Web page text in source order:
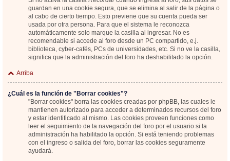
guardan en una cookie segura, que se elimina al salir de la página o
al cabo de cierto tiempo. Esto previene que su cuenta pueda ser
usada por otra persona. Para que el sistema le reconozca
automáticamente solo marque la casilla al ingresar. No es
recomendable si accede al foro desde un PC compartido, e.j.
biblioteca, cyber-cafés, PCs de universidades, etc. Si no ve la casilla,
significa que la administración del foro ha deshabilitado la opción.
Arriba
¿Cuál es la función de "Borrar cookies"?
"Borrar cookies" borra las cookies creadas por phpBB, las cuales le
mantienen autorizado para acceder a determinados recursos del foro
y estar identificado al mismo. Las cookies proveen funciones como
leer el seguimiento de la navegación del foro por el usuario si la
administración ha habilitado la opción. Si está teniendo problemas
con el ingreso o salida del foro, borrar las cookies seguramente
ayudará.